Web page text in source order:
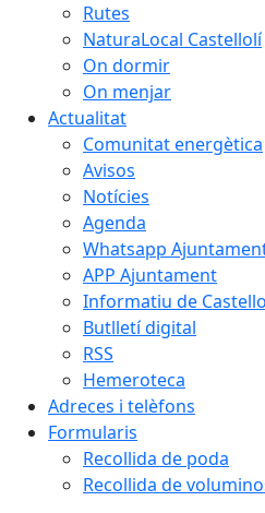
Rutes
NaturaLocal Castellolí
On dormir
On menjar
Actualitat
Comunitat energètica
Avisos
Notícies
Agenda
Whatsapp
APP Ajuntament
Informatiu de
Butlletí digital
RSS
Hemeroteca
Adreces i telèfons
Formularis
Recollida de poda
Recollida de